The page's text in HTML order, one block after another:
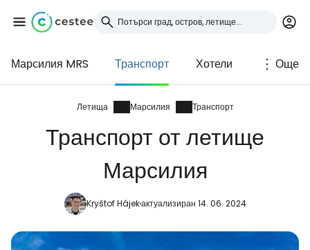
Марсилия MRS Транспорт Хотели Още
Летища Марсилия Транспорт
Транспорт от летище
Марсилия
Kryštof Hájekактуализиран 14. 06. 2024
Влезте в Cestee
... световната общност на туристите
Продължете с Google
Продължете с Facebook